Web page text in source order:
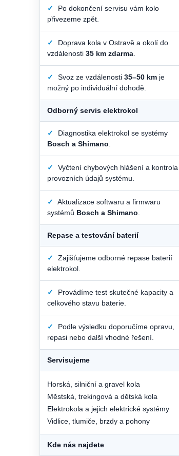
✓
Po dokončení servisu vám kolo
přivezeme zpět.
✓
Doprava kola v Ostravě a okolí do
vzdálenosti 35 km zdarma
✓ Svoz ze vzdálenosti 35–50 km je
možný po individuální dohodě.
Odborný servis elektrokol
✓
Diagnostika elektrokol se systémy
Bosch a Shimano
✓
Vyčtení chybových hlášení a kontrola
provozních údajů systému.
✓
Aktualizace softwaru a firmwaru
systémů Bosch a Shimano
Repase a testování baterií
✓
Zajišťujeme odborné repase baterií
elektrokol.
✓
Provádíme test skutečné kapacity a
celkového stavu baterie.
✓
Podle výsledku doporučíme opravu,
repasi nebo další vhodné řešení.
Servisujeme
Horská, silniční a gravel kola
Městská, trekingová a dětská kola
Elektrokola a jejich elektrické systémy
Vidlice, tlumiče, brzdy a pohony
Kde nás najdete